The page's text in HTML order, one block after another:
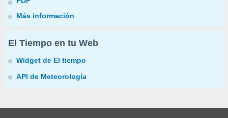
Más información
El Tiempo en tu Web
Widget de El tiempo
API de Meteorología